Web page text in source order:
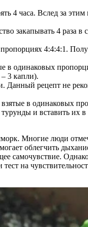
4 часа. Вслед за
закапывать 4 раза
4:4:4:1.
в одинаковых
3 капли).
Данный рецепт не
в одинаковых
и вставить их
Многие люди
облегчить
самочувствие.
на